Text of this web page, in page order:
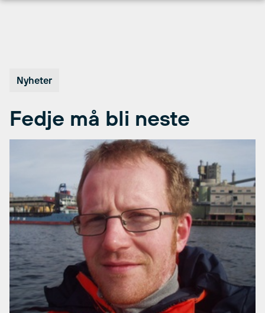
Nyheter
Fedje må bli neste